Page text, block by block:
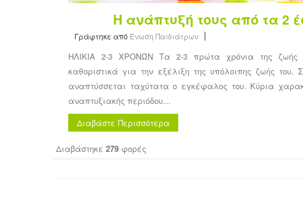
Η ανάπτυξή τους από τα 2
Γράφτηκε από Ένωση Παιδιάτρων
ΗΛΙΚΙΑ 2-3 ΧΡΟΝΏΝ Τα 2-3 πρώτα χρόνια της ζωής
καθοριστικά για την εξέλιξη της υπόλοιπης ζωής του.
αναπτύσσεται ταχύτατα ο εγκέφαλος του. Κύρια
αναπτυξιακής περιόδου…
Διαβάστε Περισσότερα
Διαβάστηκε 279 φορές